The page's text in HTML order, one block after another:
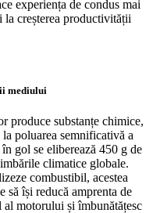
experiența de condus mai
creșterea productivității
mediului
produce substanțe chimice,
poluarea semnificativă a
gol se eliberează 450 g de
climatice globale.
combustibil, acestea
să își reducă amprenta de
motorului și îmbunătățesc